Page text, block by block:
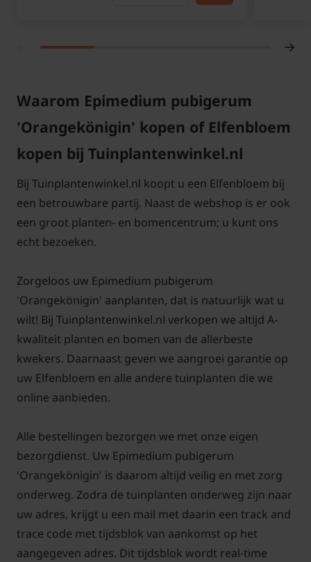
goed doorlatende, humusrijke grond. Hierdoor is de
uitstraling, waar de bodem niet te nat blijft. De
vroege voorjaarsbloei, met opvallende oranje
bloemen in april en mei, zorgt voor een kleurrijke
start van het tuinseizoen en trekt direct de aandacht
Deze elfenbloem is bovendien winterhard en kan
goed tegen droogte, waardoor hij weinig verzorging
standplaats, is Epimedium pubigerum
‘Orangekönigin’ een ideale keuze voor tuiniers die
op zoek zijn naar een onderhoudsarme, maar toch
opvallende plant. Combineer hem gerust met
andere schaduwplanten zoals varens of hosta’s voor
een gevarieerd en levendig geheel.
haalt u een betrouwbare, decoratieve en makkelijk
te onderhouden bodembedekker in huis, die uw tuin
in het vroege voorjaar kleur en structuur geeft.
Ideaal voor wie een schaduwrijke border wil
opfleuren met een plant die zich moeiteloos aanpast
aan verschillende omstandigheden.
Waarom Epimedium pubigerum
'Orangekönigin' kopen of Elfenbloem
kopen bij Tuinplantenwinkel.nl
Bij Tuinplantenwinkel.nl koopt u een Elfenbloem bij
een betrouwbare partij. Naast de webshop is er ook
een groot planten- en bomencentrum; u kunt ons
echt bezoeken.
Zorgeloos uw Epimedium pubigerum
'Orangekönigin' aanplanten, dat is natuurlijk wat u
wilt! Bij Tuinplantenwinkel.nl verkopen we altijd A-
kwaliteit planten en bomen van de allerbeste
kwekers. Daarnaast geven we aangroei garantie op
uw Elfenbloem en alle andere tuinplanten die we
online aanbieden.
Alle bestellingen bezorgen we met onze eigen
bezorgdienst. Uw Epimedium pubigerum
'Orangekönigin' is daarom altijd veilig en met zorg
onderweg. Zodra de tuinplanten onderweg zijn naar
uw adres, krijgt u een mail met daarin een track and
trace code met tijdsblok van aankomst op het
aangegeven adres. Dit tijdsblok wordt real-time